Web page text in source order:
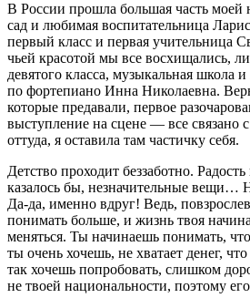
В России прошла большая часть моей
сад и любимая воспитательница
первый класс и первая учительница
чьей красотой мы все восхищались,
девятого класса, музыкальная школа
по фортепиано Инна Николаевна.
которые предавали, первое
выступление на сцене — все связано
оттуда, я оставила там частичку себя.
Детство проходит беззаботно.
казалось бы, незначительные вещи…
Да-да, именно вдруг! Ведь,
понимать больше, и жизнь твоя
меняться. Ты начинаешь понимать,
ты очень хочешь, не хватает денег,
так хочешь попробовать, слишком
не твоей национальности, поэтому